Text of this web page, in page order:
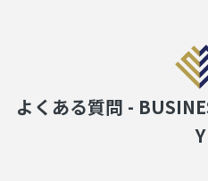
よくある質問 -
Y